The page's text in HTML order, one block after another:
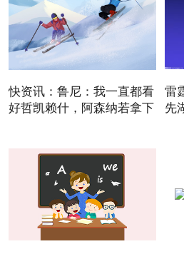
快资讯：鲁尼：我一直都看
好哲凯赖什，阿森纳若拿下
雷
先